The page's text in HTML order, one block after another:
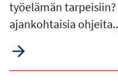
työelämän
ajankohtaisia